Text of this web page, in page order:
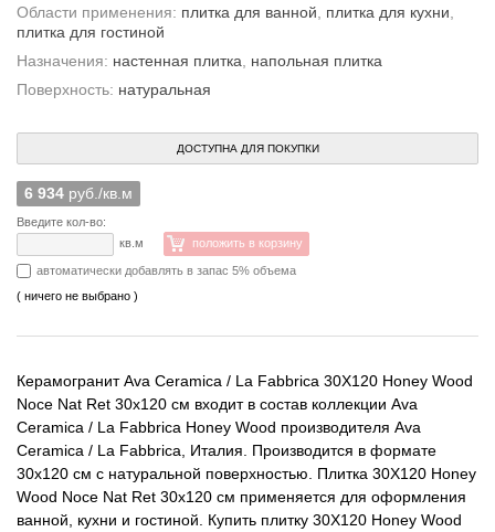
Области применения: плитка для ванной плитка для кухни
плитка для гостиной
Назначения: настенная плитка
напольная плитка
Поверхность: натуральная
ДОСТУПНА ДЛЯ ПОКУПКИ
6 934 руб./кв.м
Введите кол-во:
кв.м
положить в корзину
автоматически добавлять в запас 5% объема
( ничего не выбрано )
Керамогранит Ava Ceramica / La Fabbrica 30X120 Honey Wood
Noce Nat Ret 30x120 см входит в состав коллекции Ava
Ceramica / La Fabbrica Honey Wood производителя Ava
Ceramica / La Fabbrica, Италия. Производится в формате
30x120 см с натуральной поверхностью. Плитка 30X120 Honey
Wood Noce Nat Ret 30x120 см применяется для оформления
ванной, кухни и гостиной. Купить плитку 30X120 Honey Wood